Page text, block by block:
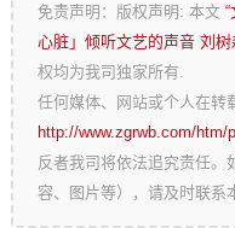
免责声明：版权声明: 本文“
心脏」倾听文艺的声音 刘树
权均为我司独家所有.
任何媒体、网站或个人在转
http://www.zgrwb.com/htm/
反者我司将依法追究责任。
容、图片等），请及时联系